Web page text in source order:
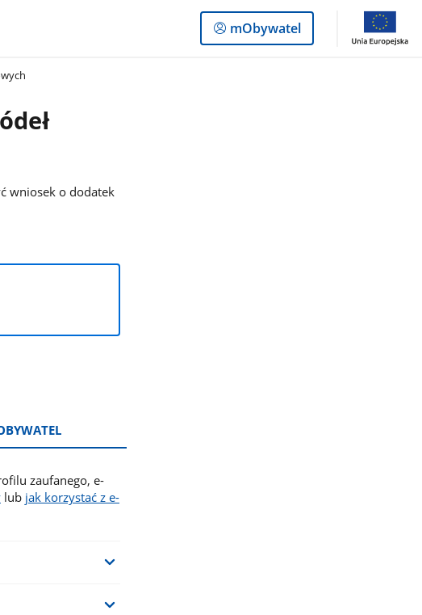
Logowanie
do
mObywatel
wniosek o dodatek
zaufanego, e-
lub jak korzystać z e-